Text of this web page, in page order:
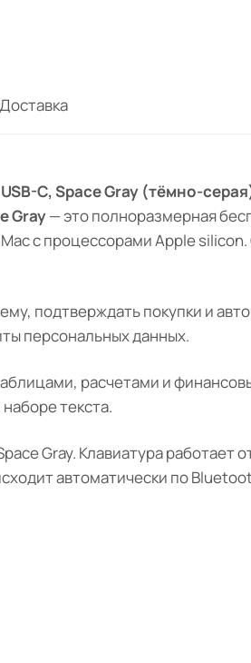
Доставка
C, Space Gray (тёмно-
Gray— это полноразмерная
с процессорами Apple
подтверждать покупки и
персональных данных.
расчетами и
текста.
Gray. Клавиатура работает
автоматически по